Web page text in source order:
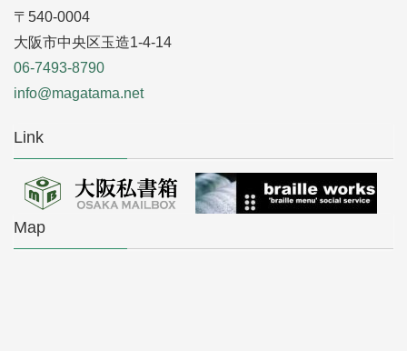
〒540-0004
大阪市中央区玉造1-4-14
06-7493-8790
info@magatama.net
Link
Map